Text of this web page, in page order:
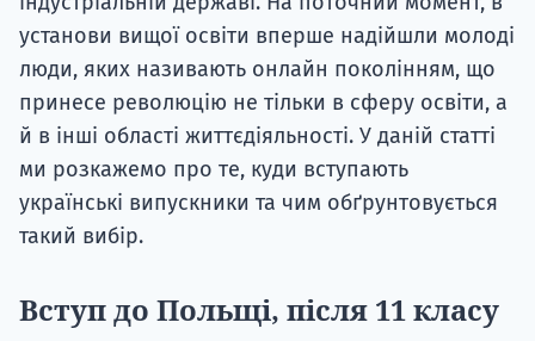
установи вищої освіти вперше надійшли молоді
люди, яких називають онлайн поколінням, що
принесе революцію не тільки в сферу освіти, а
й в інші області життєдіяльності. У даній статті
ми розкажемо про те, куди вступають
українські випускники та чим обґрунтовується
такий вибір.
Вступ до Польщі, після 11 класу